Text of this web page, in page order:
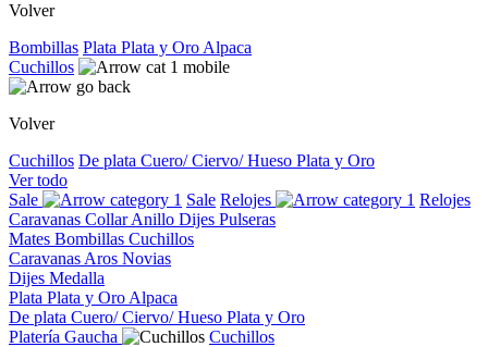
Volver
Bombillas Plata Plata y Oro Alpaca
Cuchillos
Volver
Cuchillos De plata Cuero/ Ciervo/ Hueso Plata y Oro
Ver todo
Sale
Sale Relojes
Relojes
Caravanas CollarAnillo Dijes Pulseras
Mates Bombillas Cuchillos
Caravanas Aros Novias
Dijes Medalla
Plata Plata y Oro Alpaca
De plata Cuero/ Ciervo/ Hueso Plata y Oro
Platería Gaucha
Cuchillos